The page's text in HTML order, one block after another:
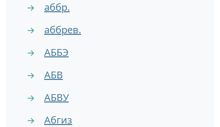
→ аббр.
→ аббрев.
→ АББЭ
→ АБВ
→ АБВУ
→ Абгиз